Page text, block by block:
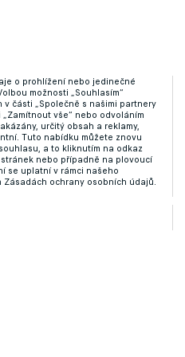
o prohlížení nebo jedinečné
možnosti „Souhlasím“
části „Společně s našimi partnery
vše“ nebo odvoláním
určitý obsah a reklamy,
Tuto nabídku můžete znovu
a to kliknutím na odkaz
nebo případně na plovoucí
se uplatní v rámci našeho
ochrany osobních údajů.